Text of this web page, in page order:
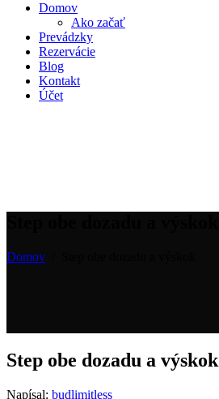
Domov
Ako začať
Prevádzky
Rezervácie
Blog
Kontakt
Účet
Domov
Step obe dozadu a výskok
Napísal: budlimitless